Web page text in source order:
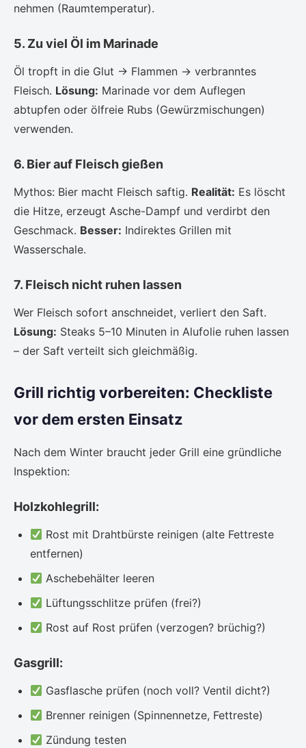
nehmen (Raumtemperatur).
5. Zu viel Öl im Marinade
Öl tropft in die Glut → Flammen → verbranntes
Fleisch. Lösung: Marinade vor dem Auflegen
abtupfen oder ölfreie Rubs (Gewürzmischungen)
verwenden.
6. Bier auf Fleisch gießen
Mythos: Bier macht Fleisch saftig. Realität: Es löscht
die Hitze, erzeugt Asche-Dampf und verdirbt den
Geschmack. Besser: Indirektes Grillen mit
Wasserschale.
7. Fleisch nicht ruhen lassen
Wer Fleisch sofort anschneidet, verliert den Saft.
Lösung: Steaks 5–10 Minuten in Alufolie ruhen lassen
– der Saft verteilt sich gleichmäßig.
Grill richtig vorbereiten: Checkliste
vor dem ersten Einsatz
Nach dem Winter braucht jeder Grill eine gründliche
Inspektion:
Holzkohlegrill:
Rost mit Drahtbürste reinigen (alte Fettreste
entfernen)
Aschebehälter leeren
Lüftungsschlitze prüfen (frei?)
Rost auf Rost prüfen (verzogen? brüchig?)
Gasgrill:
Gasflasche prüfen (noch voll? Ventil dicht?)
Brenner reinigen (Spinnennetze, Fettreste)
Zündung testen